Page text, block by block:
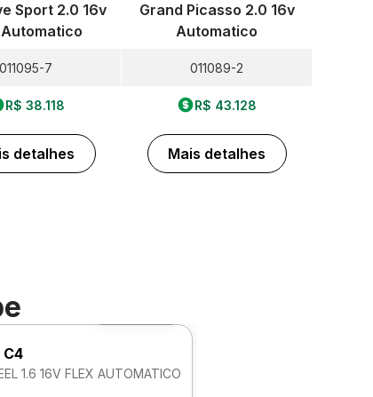
Sport 2.0 16v
Automatico
011095-7
R$ 38.118
detalhes
Grand Picasso 2.0 16v
Automatico
011089-2
R$ 43.128
Mais detalhes
C4
1.6 16V FLEX AUTOMATICO